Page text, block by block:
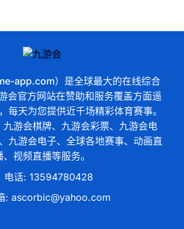
app.com）是全球最大的在线综合
会官方网站在赞助和服务覆盖方面遥
每天为您提供近千场精彩体育赛事。
游会棋牌、九游会彩票、九游会电
九游会电子、全球各地赛事、动画直
、视频直播等服务。
电话: 13594780428
: ascorbic@yahoo.com